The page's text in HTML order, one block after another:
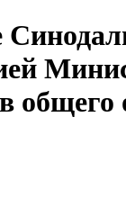
общего